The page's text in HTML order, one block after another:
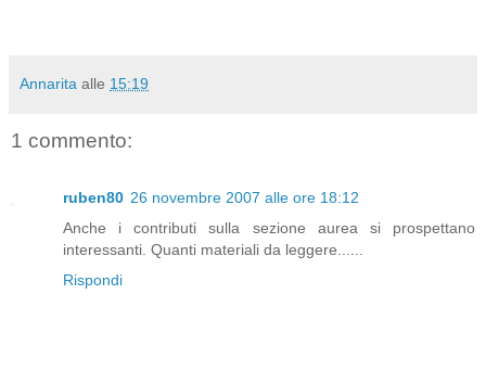
Annarita alle 15:19
1 commento:
ruben80 26 novembre 2007 alle ore 18:12
Anche i contributi sulla sezione aurea si prospettano
interessanti. Quanti materiali da leggere......
Rispondi